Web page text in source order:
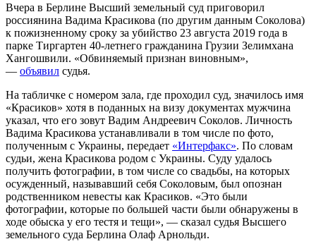
Вчера в Берлине Высший земельный суд приговорил
россиянина Вадима Красикова (по другим данным Соколова)
к пожизненному сроку за убийство 23 августа 2019 года в
парке Тиргартен 40-летнего гражданина Грузии Зелимхана
Хангошвили. «Обвиняемый признан виновным»,
— объявил судья.
На табличке с номером зала, где проходил суд, значилось имя
«Красиков» хотя в поданных на визу документах мужчина
указал, что его зовут Вадим Андреевич Соколов. Личность
Вадима Красикова устанавливали в том числе по фото,
полученным с Украины, передает «Интерфакс». По словам
судьи, жена Красикова родом с Украины. Суду удалось
получить фотографии, в том числе со свадьбы, на которых
осужденный, называвший себя Соколовым, был опознан
родственником невесты как Красиков. «Это были
фотографии, которые по большей части были обнаружены в
ходе обыска у его тестя и тещи», — сказал судья Высшего
земельного суда Берлина Олаф Арнольди.